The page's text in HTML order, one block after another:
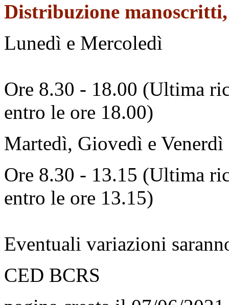
Distribuzione
Lunedì e Mercoledì
Ore 8.30 - 18.00 (Ultima
entro le ore 18.00)
Martedì, Giovedì e Venerdì
Ore 8.30 - 13.15 (Ultima
entro le ore 13.15)
Eventuali variazioni
CED BCRS